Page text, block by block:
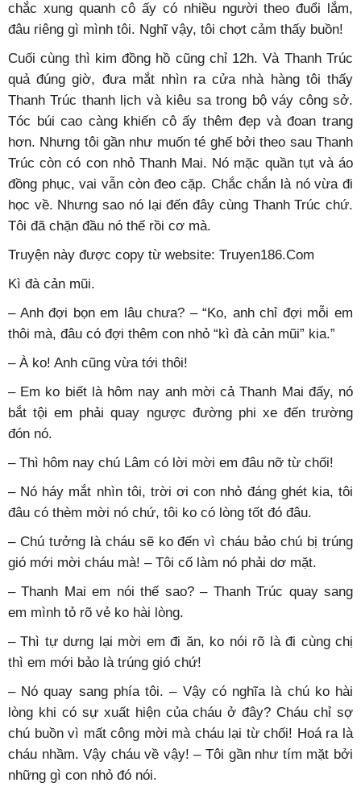
chắc xung quanh cô ấy có nhiều người theo đuổi lắm,
đâu riêng gì mình tôi. Nghĩ vậy, tôi chợt cảm thấy buồn!
Cuối cùng thì kim đồng hồ cũng chỉ 12h. Và Thanh Trúc
quả đúng giờ, đưa mắt nhìn ra cửa nhà hàng tôi thấy
Thanh Trúc thanh lịch và kiêu sa trong bộ váy công sở.
Tóc búi cao càng khiến cô ấy thêm đẹp và đoan trang
hơn. Nhưng tôi gần như muốn té ghế bởi theo sau Thanh
Trúc còn có con nhỏ Thanh Mai. Nó mặc quần tụt và áo
đồng phục, vai vẫn còn đeo cặp. Chắc chắn là nó vừa đi
học về. Nhưng sao nó lại đến đây cùng Thanh Trúc chứ.
Tôi đã chặn đầu nó thế rồi cơ mà.
Truyện này được copy từ website: Truyen186.Com
Kì đà cản mũi.
– Anh đợi bọn em lâu chưa? – “Ko, anh chỉ đợi mỗi em
thôi mà, đâu có đợi thêm con nhỏ “kì đà cản mũi” kia.”
– À ko! Anh cũng vừa tới thôi!
– Em ko biết là hôm nay anh mời cả Thanh Mai đấy, nó
bắt tội em phải quay ngược đường phi xe đến trường
đón nó.
– Thì hôm nay chú Lâm có lời mời em đâu nỡ từ chối!
– Nó háy mắt nhìn tôi, trời ơi con nhỏ đáng ghét kia, tôi
đâu có thèm mời nó chứ, tôi ko có lòng tốt đó đâu.
– Chú tưởng là cháu sẽ ko đến vì cháu bảo chú bị trúng
gió mới mời cháu mà! – Tôi cố làm nó phải dơ mặt.
– Thanh Mai em nói thế sao? – Thanh Trúc quay sang
em mình tỏ rõ vẻ ko hài lòng.
– Thì tự dưng lại mời em đi ăn, ko nói rõ là đi cùng chị
thì em mới bảo là trúng gió chứ!
– Nó quay sang phía tôi. – Vậy có nghĩa là chú ko hài
lòng khi có sự xuất hiện của cháu ở đây? Cháu chỉ sợ
chú buồn vì mất công mời mà cháu lại từ chối! Hoá ra là
cháu nhầm. Vậy cháu về vậy! – Tôi gần như tím mặt bởi
những gì con nhỏ đó nói.